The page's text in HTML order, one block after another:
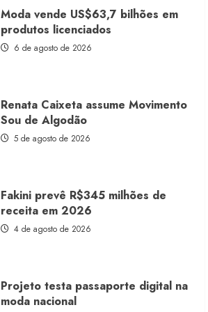
Moda vende US$63,7 bilhões em
produtos licenciados
6 de agosto de 2026
Renata Caixeta assume Movimento
Sou de Algodão
5 de agosto de 2026
Fakini prevê R$345 milhões de
receita em 2026
4 de agosto de 2026
Projeto testa passaporte digital na
moda nacional